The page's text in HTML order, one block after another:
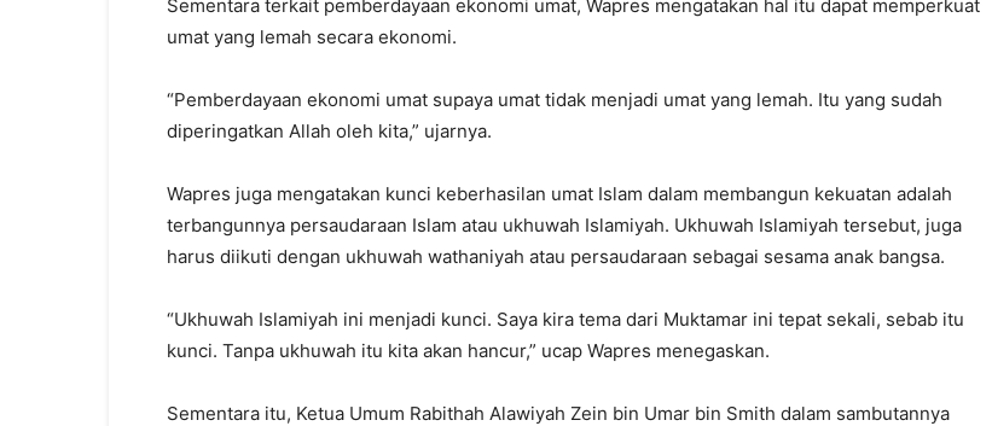
Sementara terkait pemberdayaan ekonomi umat, Wapres mengatakan hal itu dapat memperkuat
umat yang lemah secara ekonomi.
“Pemberdayaan ekonomi umat supaya umat tidak menjadi umat yang lemah. Itu yang sudah
diperingatkan Allah oleh kita,” ujarnya.
Wapres juga mengatakan kunci keberhasilan umat Islam dalam membangun kekuatan adalah
terbangunnya persaudaraan Islam atau ukhuwah Islamiyah. Ukhuwah Islamiyah tersebut, juga
harus diikuti dengan ukhuwah wathaniyah atau persaudaraan sebagai sesama anak bangsa.
“Ukhuwah Islamiyah ini menjadi kunci. Saya kira tema dari Muktamar ini tepat sekali, sebab itu
kunci. Tanpa ukhuwah itu kita akan hancur,” ucap Wapres menegaskan.
Sementara itu, Ketua Umum Rabithah Alawiyah Zein bin Umar bin Smith dalam sambutannya